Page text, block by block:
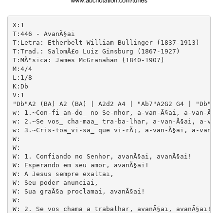
X:1
T:446 - AvanÃ§ai
T:Letra: Etherbelt William Bullinger (1837-1913)
T:Trad.: SalomÃ£o Luiz Ginsburg (1867-1927)
T:MÃºsica: James McGranahan (1840-1907)
M:4/4
L:1/8
K:Db
V:1
"Db"A2 (BA) A2 (BA) | A2d2 A4 | "Ab7"A2G2 G4 |
w: 1.~Con-fi_an-do_ no Se-nhor, a-van-Ã§ai, a-van-
w: 2.~Se vos_ cha-maa_ tra-ba-lhar, a-van-Ã§ai, a-
w: 3.~Cris-toa_vi-sa_ que vi-rÃ¡, a-van-Ã§ai, a-
W:
W:
W: 1. Confiando no Senhor, avanÃ§ai, avanÃ§ai!
W: Esperando em seu amor, avanÃ§ai!
W: A Jesus sempre exaltai,
W: Seu poder anunciai,
W: Sua graÃ§a proclamai, avanÃ§ai!
W:
W: 2. Se vos chama a trabalhar, avanÃ§ai, avanÃ§ai!